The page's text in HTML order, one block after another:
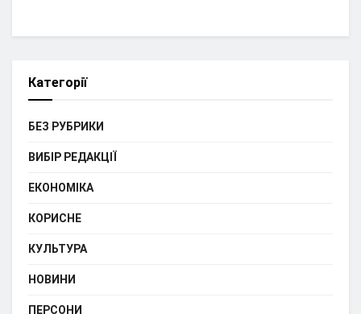
Категорії
БЕЗ РУБРИКИ
ВИБІР РЕДАКЦІЇ
ЕКОНОМІКА
КОРИСНЕ
КУЛЬТУРА
НОВИНИ
ПЕРСОНИ